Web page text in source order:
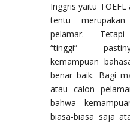
Inggris yaitu
tentu
pelamar. Tetapi
“tinggi”
kemampuan
benar baik. Bagi
atau calon
bahwa
biasa-biasa saja